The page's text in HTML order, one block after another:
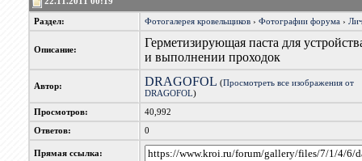
Раздел: Фотогалерея кровельщиков› Фотографии форума›
Описание:
Герметизирующая паста для
и выполнении проходок
Автор: DRAGOFOL (Просмотреть все изображения от
DRAGOFOL)
Просмотров: 40,992
Ответов: 0
Прямая ссылка: